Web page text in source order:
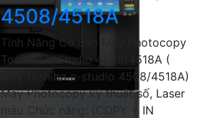
4508/4518A
Tính Năng Cơ Bản Máy Photocopy
Toshiba e-Studio 4508/4518A (
Máy toshiba e-studio 4508/4518A)
Máy Photocopy kỹ thuật số, Laser
màu Chức năng: (COPY + IN